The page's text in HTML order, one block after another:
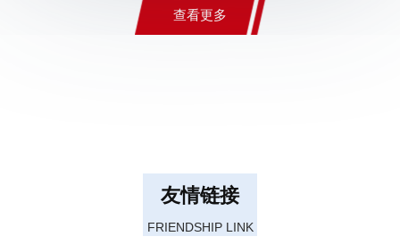
查看更多
友情链接
FRIENDSHIP LINK